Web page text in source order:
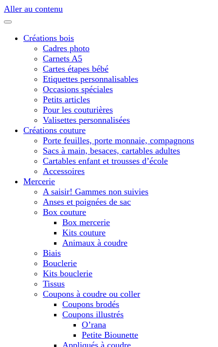
Aller au contenu
Créations bois
Cadres photo
Carnets A5
Cartes étapes bébé
Etiquettes personnalisables
Occasions spéciales
Petits articles
Pour les couturières
Valisettes personnalisées
Créations couture
Porte feuilles, porte monnaie, compagnons
Sacs à main, besaces, cartables adultes
Cartables enfant et trousses d’école
Accessoires
Mercerie
A saisir! Gammes non suivies
Anses et poignées de sac
Box couture
Box mercerie
Kits couture
Animaux à coudre
Biais
Bouclerie
Kits bouclerie
Tissus
Coupons à coudre ou coller
Coupons brodés
Coupons illustrés
O’rana
Petite Biounette
Appliqués à coudre